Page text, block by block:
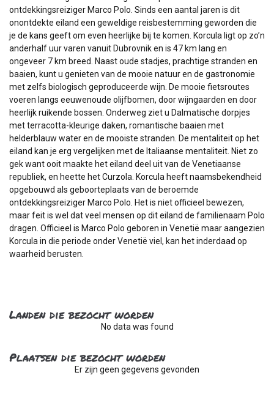
ontdekkingsreiziger Marco Polo. Sinds een aantal jaren is dit
onontdekte eiland een geweldige reisbestemming geworden die
je de kans geeft om even heerlijke bij te komen. Korcula ligt op zo’n
anderhalf uur varen vanuit Dubrovnik en is 47 km lang en
ongeveer 7 km breed. Naast oude stadjes, prachtige stranden en
baaien, kunt u genieten van de mooie natuur en de gastronomie
met zelfs biologisch geproduceerde wijn. De mooie fietsroutes
voeren langs eeuwenoude olijfbomen, door wijngaarden en door
heerlijk ruikende bossen. Onderweg ziet u Dalmatische dorpjes
met terracotta-kleurige daken, romantische baaien met
helderblauw water en de mooiste stranden. De mentaliteit op het
eiland kan je erg vergelijken met de Italiaanse mentaliteit. Niet zo
gek want ooit maakte het eiland deel uit van de Venetiaanse
republiek, en heette het Curzola. Korcula heeft naamsbekendheid
opgebouwd als geboorteplaats van de beroemde
ontdekkingsreiziger Marco Polo. Het is niet officieel bewezen,
maar feit is wel dat veel mensen op dit eiland de familienaam Polo
dragen. Officieel is Marco Polo geboren in Venetië maar aangezien
Korcula in die periode onder Venetië viel, kan het inderdaad op
waarheid berusten.
Landen die bezocht worden
No data was found
Plaatsen die bezocht worden
Er zijn geen gegevens gevonden